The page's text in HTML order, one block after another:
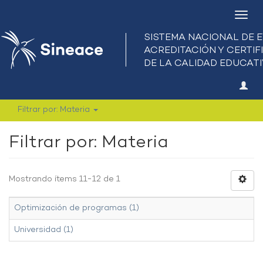
Filtrar por: Materia
Filtrar por: Materia
Mostrando ítems 11-12 de 1
Optimización de programas (1)
Universidad (1)